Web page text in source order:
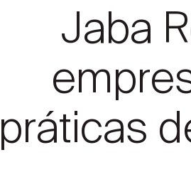
Jaba
práticas